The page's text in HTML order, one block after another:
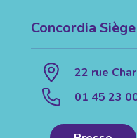
Concordia
22 rue
01 45 23